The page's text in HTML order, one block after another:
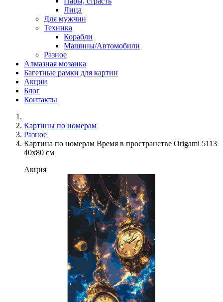
Лица
Для мужчин
Техника
Корабли
Машины/Автомобили
Разное
Алмазная мозаика
Багетные рамки для картин
Акции
Блог
Контакты
Картины по номерам
Разное
Картина по номерам Время в пространстве Origami 5113
40x80 см
Акция